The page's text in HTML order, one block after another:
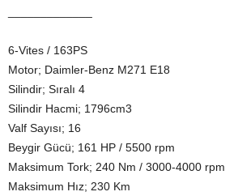
6-Vites / 163PS
Motor; Daimler-Benz M271 E18
Silindir; Sıralı 4
Silindir Hacmi; 1796cm3
Valf Sayısı; 16
Beygir Gücü; 161 HP / 5500 rpm
Maksimum Tork; 240 Nm / 3000-4000 rpm
Maksimum Hız; 230 Km